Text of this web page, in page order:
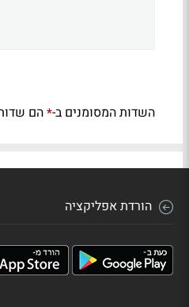
השדות המסומנים ב-*הם
הורדת אפליקציה